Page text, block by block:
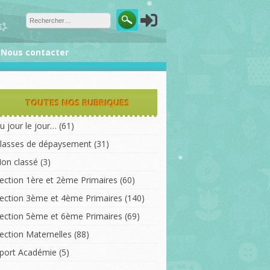
❅
Nous contacter
TOUTES NOS RUBRIQUES
jour le jour… (61)
de dépaysement (31)
classé (3)
1ère et 2ème Primaires (60)
3ème et 4ème Primaires (140)
5ème et 6ème Primaires (69)
Maternelles (88)
Académie (5)